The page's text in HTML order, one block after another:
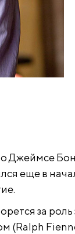
о Джеймсе
еще в
за роль
(Ralph